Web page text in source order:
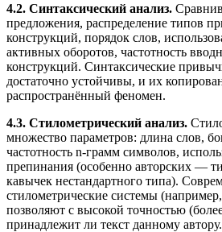
4.2. Синтаксический анализ.
предложения, распределение типов
конструкций, порядок слов,
активных оборотов, частотность
конструкций. Синтаксические
достаточно устойчивы, и их
распространённый феномен.
4.3. Стилометрический анализ.
множество параметров: длина слов,
частотность n-грамм символов,
препинания (особенно авторских —
кавычек нестандартного типа).
стилометрические системы
позволяют с высокой точностью
принадлежит ли текст данному автору.